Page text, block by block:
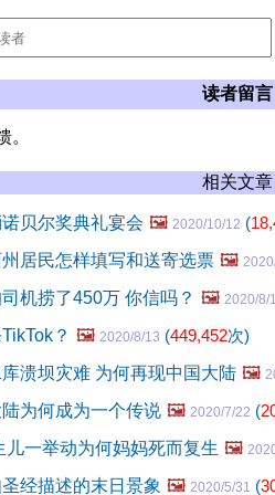
读者留言
。
相关文章
贝尔奖典礼宴会 🖼️ 2020/10/12 (
居民怎样填写和送寄选票 🖼️
机捞了450万 你信吗？ 🖼️ 2020/8/
？ 🖼️ 2020/8/13 (449,452次)
溃坝灾难 为何再现中国大陆 🖼️
为何成为一个传说 🖼️ 2020/7/22 (
儿一举动为何妈妈死而复生 🖼️
经描述的末日景象 🖼️ 2020/5/31 (